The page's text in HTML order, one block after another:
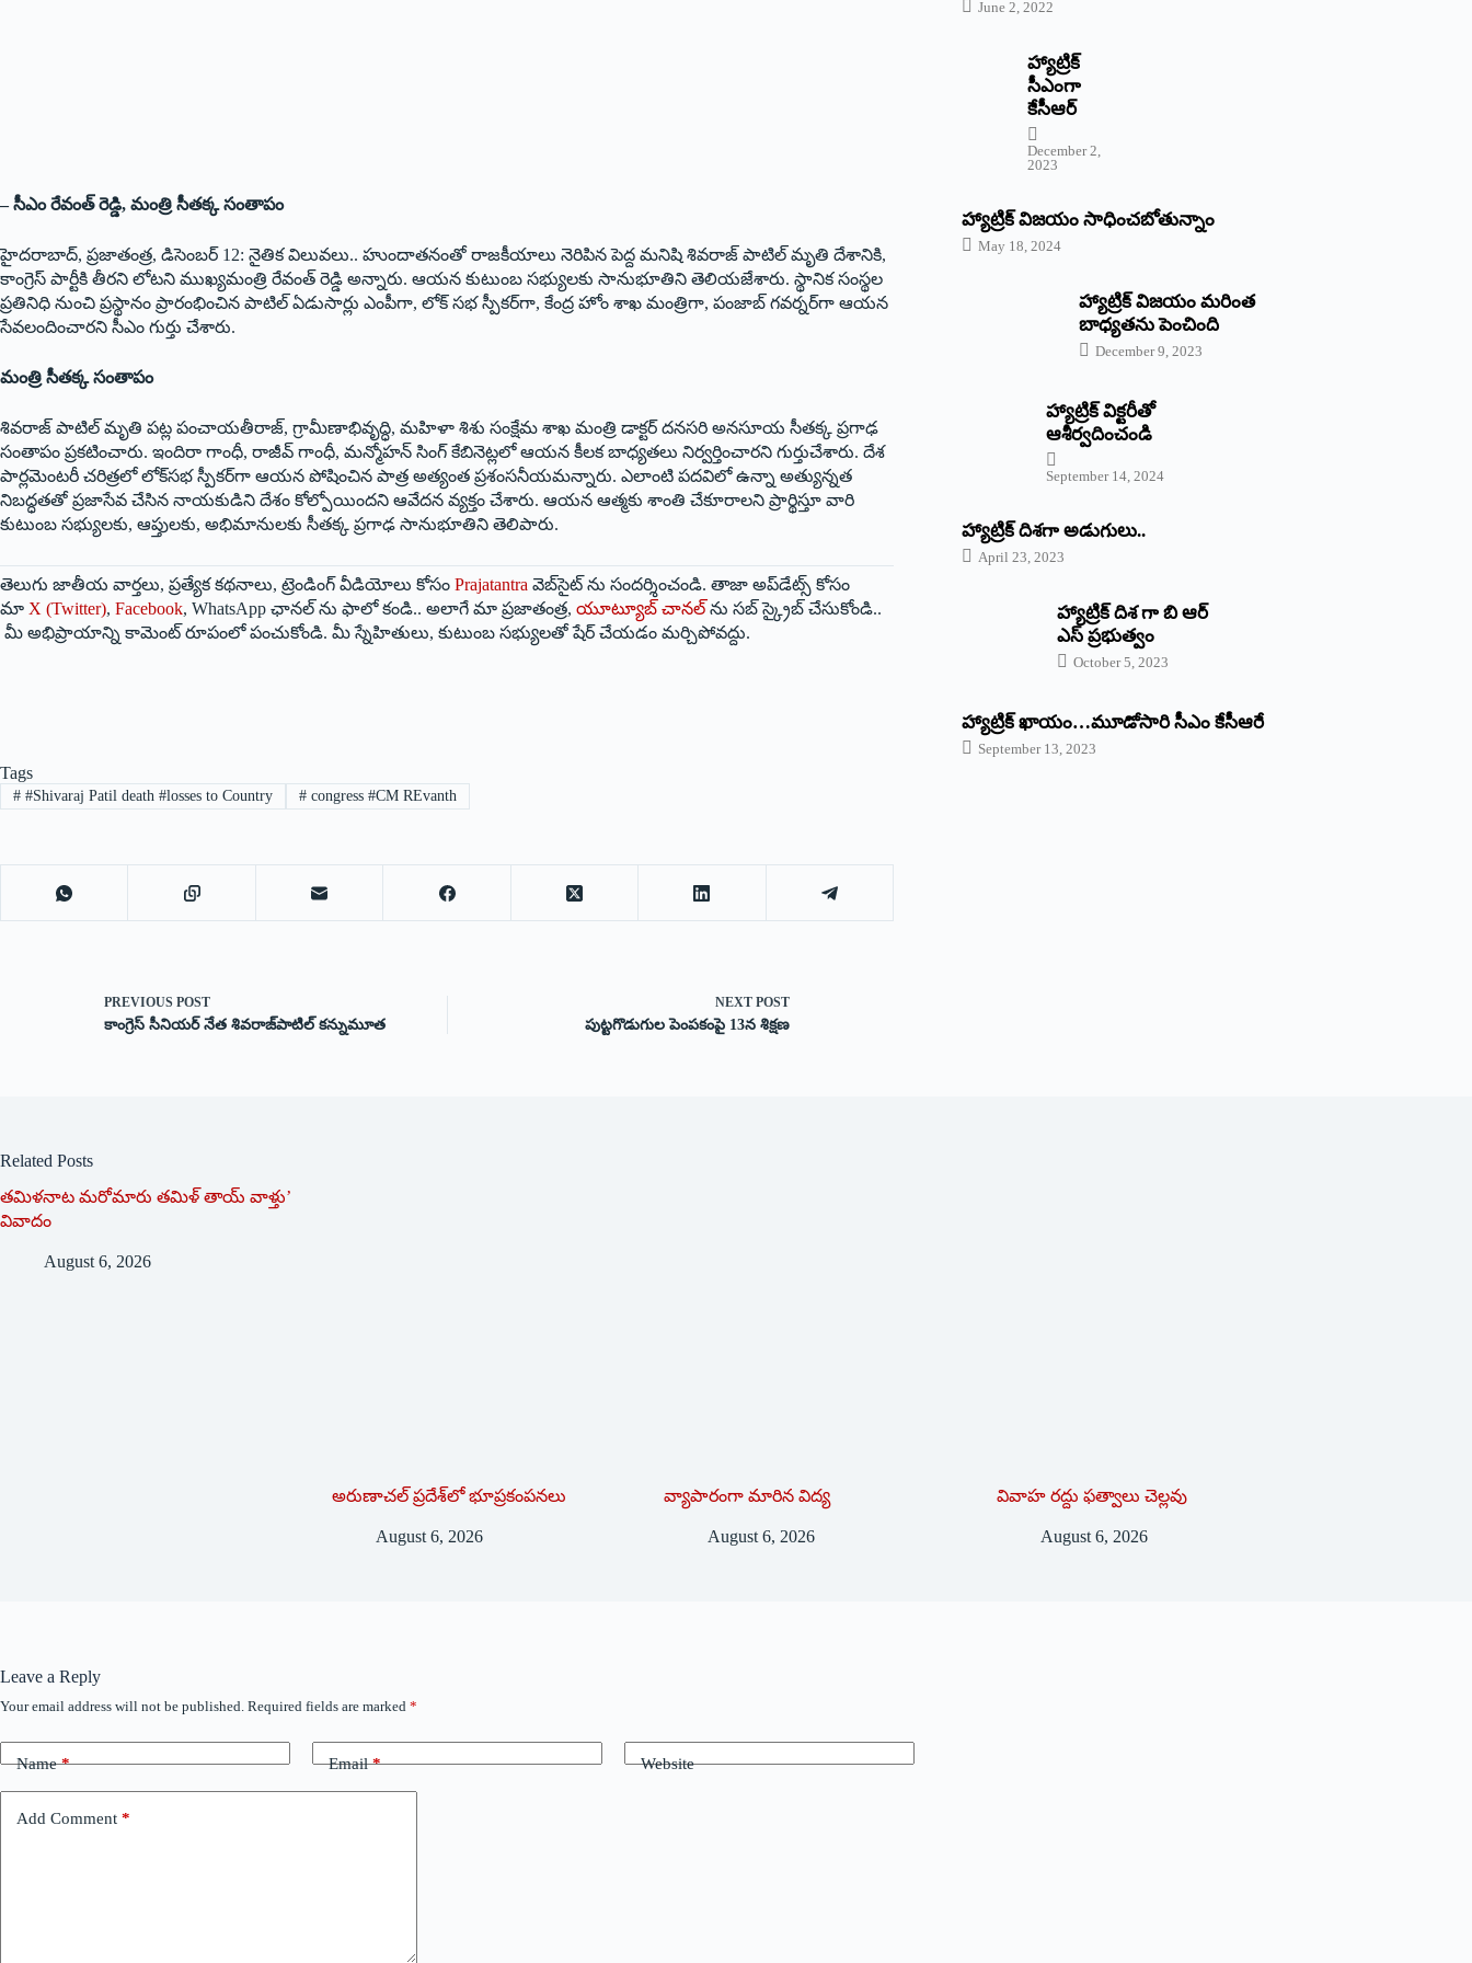
– సీఎం రేవంత్‌ రెడ్డి, మంత్రి సీతక్క సంతాపం
హైదరాబాద్‌, ప్రజాతంత్ర, డిసెంబర్‌ 12: నైతిక విలువలు.. హుందాతనంతో రాజకీయాలు నెరిపిన పెద్ద మనిషి శివరాజ్‌ పాటిల్‌ మృతి దేశానికి,
కాంగ్రెస్‌ పార్టీకి తీరని లోటని ముఖ్యమంత్రి రేవంత్‌ రెడ్డి అన్నారు. ఆయన కుటుంబ సభ్యులకు సానుభూతిని తెలియజేశారు. స్థానిక సంస్థల
ప్రతినిధి నుంచి ప్రస్థానం ప్రారంభించిన పాటిల్‌ ఏడుసార్లు ఎంపీగా, లోక్‌ సభ స్పీకర్‌గా, కేంద్ర హోం శాఖ మంత్రిగా, పంజాబ్‌ గవర్నర్‌గా ఆయన
సేవలందించారని సీఎం గుర్తు చేశారు.
మంత్రి సీతక్క సంతాపం
శివరాజ్‌ పాటిల్‌ మృతి పట్ల పంచాయతీరాజ్‌, గ్రామీణాభివృద్ధి, మహిళా శిశు సంక్షేమ శాఖ మంత్రి డాక్టర్‌ దనసరి అనసూయ సీతక్క ప్రగాఢ
సంతాపం ప్రకటించారు. ఇందిరా గాంధీ, రాజీవ్‌ గాంధీ, మన్మోహన్‌ సింగ్‌ కేబినెట్లలో ఆయన కీలక బాధ్యతలు నిర్వర్తించారని గుర్తుచేశారు. దేశ
పార్లమెంటరీ చరిత్రలో లోక్‌సభ స్పీకర్‌గా ఆయన పోషించిన పాత్ర అత్యంత ప్రశంసనీయమన్నారు. ఎలాంటి పదవిలో ఉన్నా అత్యున్నత
నిబద్ధతతో ప్రజాసేవ చేసిన నాయకుడిని దేశం కోల్పోయిందని ఆవేదన వ్యక్తం చేశారు. ఆయన ఆత్మకు శాంతి చేకూరాలని ప్రార్థిస్తూ వారి
కుటుంబ సభ్యులకు, ఆప్తులకు, అభిమానులకు సీతక్క ప్రగాఢ సానుభూతిని తెలిపారు.
తెలుగు జాతీయ వార్తలు, ప్రత్యేక కథనాలు, ట్రెండింగ్ వీడియోలు కోసం Prajatantra వెబ్‌సైట్ ను సందర్శించండి. తాజా అప్‌డేట్స్ కోసం
మా X (Twitter), Facebook, WhatsApp ఛానల్ ను ఫాలో కండి.. అలాగే మా ప్రజాతంత్ర, యూట్యూబ్ చానల్ ను సబ్ స్క్రైబ్ చేసుకోండి..
మీ అభిప్రాయాన్ని కామెంట్ రూపంలో పంచుకోండి. మీ స్నేహితులు, కుటుంబ సభ్యులతో షేర్ చేయడం మర్చిపోవద్దు.
Tags
##Shivaraj Patil death #losses to Country #congress #CM REvanth
PREVIOUS POST
కాంగ్రెస్‌ సీనియర్‌ నేత శివరాజ్‌పాటిల్‌ కన్నుమూత
NEXTPOST
పుట్టగొడుగుల పెంపకంపై 13న శిక్షణ
June 2, 2022
హ్యాట్రిక్‌
‌సీఎంగా
కేసీఆర్‌
December 2,
2023
హ్యాట్రిక్‌ విజయం సాధించబోతున్నాం
May 18, 2024
హ్యాట్రిక్ విజయం మరింత
బాధ్యతను పెంచింది
December 9, 2023
హ్యాట్రిక్‌ ‌విక్టరీతో
ఆశీర్వదించండి
September 14, 2024
‌హ్యాట్రిక్‌ ‌దిశగా అడుగులు..
April 23, 2023
హ్యాట్రిక్ దిశ గా బి ఆర్
ఎస్ ప్రభుత్వం
October 5, 2023
హ్యాట్రిక్‌ ‌ఖాయం…మూడోసారి సీఎం కేసీఆరే
September 13, 2023
Related Posts
తమిళనాట మరోమారు తమిళ్‌ ‌తాయ్‌ ‌వాళ్తు’
వివాదం
August 6, 2026
అరుణాచల్‌ ‌ప్రదేశ్‌లో భూప్రకంపనలు
August 6, 2026
వ్యాపారంగా మారిన విద్య‌
August 6, 2026
వివాహ రద్దు ఫత్వాలు చెల్లవు
August 6, 2026
Leave a Reply
Your email address will not be published. Required fields are marked *
Name* Email* Website
Add Comment *